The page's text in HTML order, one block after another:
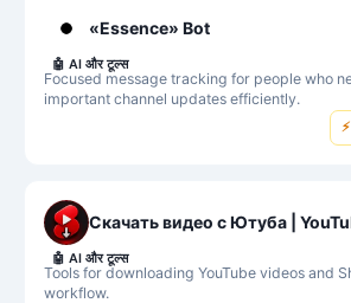
«Essence» Bot
Focused message tracking for people who
important channel updates efficiently.
🤖 AI और टूल्स
Tools for downloading YouTube videos and
workflow.
🤖 AI और टूल्स